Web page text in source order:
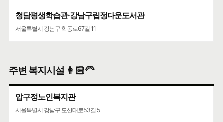
청담평생학습관·강남구립정다운도서관
서울특별시 강남구 학동로67길 11
주변 복지시설 👩🏻‍🦳
압구정노인복지관
서울특별시 강남구 도산대로53길 5